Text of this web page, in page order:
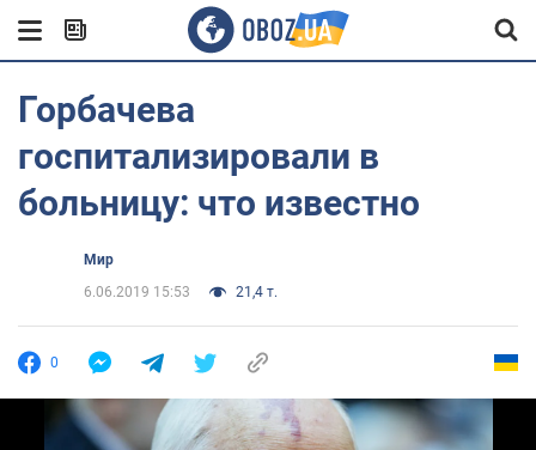
Горбачева
госпитализировали в
больницу: что известно
Мир
6.06.2019 15:53
21,4 т.
0